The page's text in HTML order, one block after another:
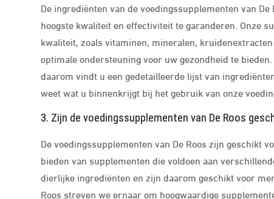
De ingrediënten van de voedingssupplementen van
hoogste kwaliteit en effectiviteit te garanderen. Onze
kwaliteit, zoals vitaminen, mineralen,
optimale ondersteuning voor uw gezondheid te
daarom vindt u een gedetailleerde lijst van
weet wat u binnenkrijgt bij het gebruik van onze
3. Zijn de voedingssupplementen van De Roos
De voedingssupplementen van De Roos zijn geschikt
bieden van supplementen die voldoen aan
dierlijke ingrediënten en zijn daarom geschikt voor
Roos streven we ernaar om hoogwaardige